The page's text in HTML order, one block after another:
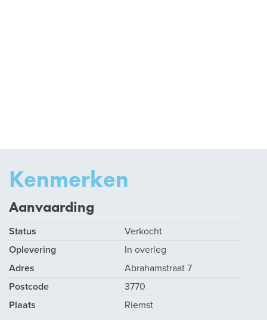
Kenmerken
Aanvaarding
Status
Verkocht
Oplevering
In overleg
Adres
Abrahamstraat 7
Postcode
3770
Plaats
Riemst